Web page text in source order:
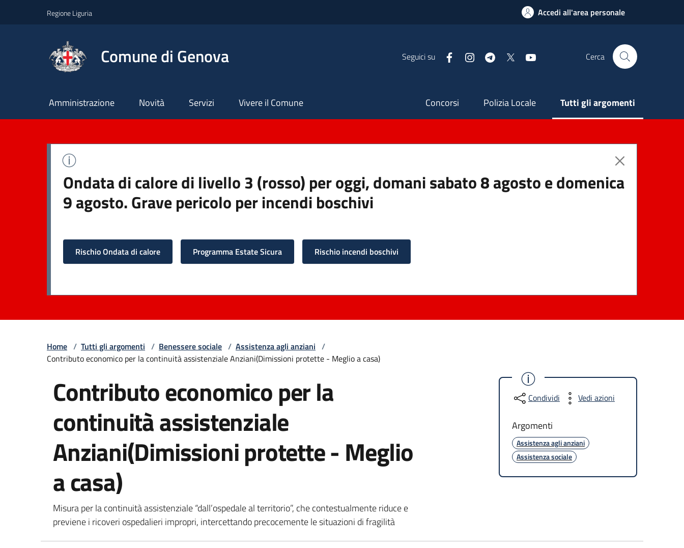
Regione Liguria Accedi all'area personale
Comune di Genova Seguici su FacebookInstagramTelegram Cerca
Principale
Amministrazione Novità Servizi Vivere il Comune Secondaria
Concorsi Polizia Locale Tutti gli argomenti
Ondata di calore di livello 3 (rosso) per oggi, domani sabato 8 agosto e domenica
9 agosto. Grave pericolo per incendi boschivi
Rischio Ondata di calore Programma Estate Sicura Rischio incendi boschivi
Home / Tutti gli argomenti / Benessere sociale / Assistenza agli anziani /
Contributo economico per la continuità assistenziale Anziani(Dimissioni protette - Meglio a casa)
Contributo economico per la
continuità assistenziale
Anziani(Dimissioni protette - Meglio
a casa)
Misura per la continuità assistenziale “dall’ospedale al territorio”, che contestualmente riduce e
previene i ricoveri ospedalieri impropri, intercettando precocemente le situazioni di fragilità
Condividi Vedi azioni
Argomenti
Assistenza agli anziani
Assistenza sociale